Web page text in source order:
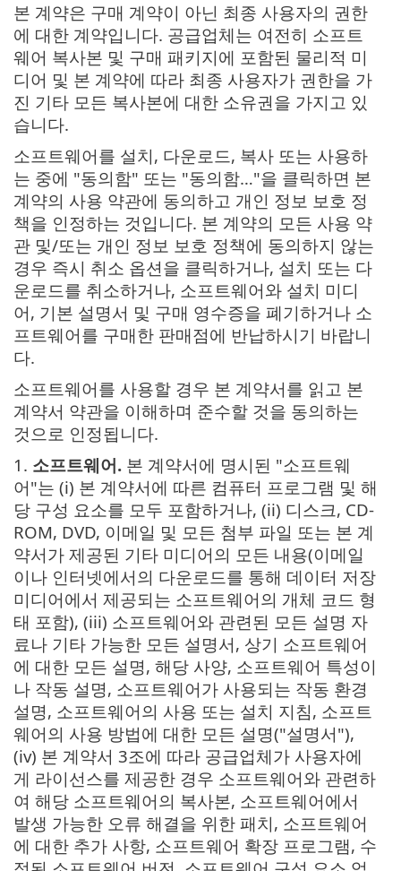
본 계약은 구매 계약이 아닌 최종 사용자의 권한
에 대한 계약입니다. 공급업체는 여전히 소프트
웨어 복사본 및 구매 패키지에 포함된 물리적 미
디어 및 본 계약에 따라 최종 사용자가 권한을 가
진 기타 모든 복사본에 대한 소유권을 가지고 있
습니다.
소프트웨어를 설치, 다운로드, 복사 또는 사용하
는 중에 "동의함" 또는 "동의함…"을 클릭하면 본
계약의 사용 약관에 동의하고 개인 정보 보호 정
책을 인정하는 것입니다. 본 계약의 모든 사용 약
관 및/또는 개인 정보 보호 정책에 동의하지 않는
경우 즉시 취소 옵션을 클릭하거나, 설치 또는 다
운로드를 취소하거나, 소프트웨어와 설치 미디
어, 기본 설명서 및 구매 영수증을 폐기하거나 소
프트웨어를 구매한 판매점에 반납하시기 바랍니
다.
소프트웨어를 사용할 경우 본 계약서를 읽고 본
계약서 약관을 이해하며 준수할 것을 동의하는
것으로 인정됩니다.
1. 소프트웨어. 본 계약서에 명시된 "소프트웨
어"는 (i) 본 계약서에 따른 컴퓨터 프로그램 및 해
당 구성 요소를 모두 포함하거나, (ii) 디스크, CD-
ROM, DVD, 이메일 및 모든 첨부 파일 또는 본 계
약서가 제공된 기타 미디어의 모든 내용(이메일
이나 인터넷에서의 다운로드를 통해 데이터 저장
미디어에서 제공되는 소프트웨어의 개체 코드 형
태 포함), (iii) 소프트웨어와 관련된 모든 설명 자
료나 기타 가능한 모든 설명서, 상기 소프트웨어
에 대한 모든 설명, 해당 사양, 소프트웨어 특성이
나 작동 설명, 소프트웨어가 사용되는 작동 환경
설명, 소프트웨어의 사용 또는 설치 지침, 소프트
웨어의 사용 방법에 대한 모든 설명("설명서"),
(iv) 본 계약서 3조에 따라 공급업체가 사용자에
게 라이선스를 제공한 경우 소프트웨어와 관련하
여 해당 소프트웨어의 복사본, 소프트웨어에서
발생 가능한 오류 해결을 위한 패치, 소프트웨어
에 대한 추가 사항, 소프트웨어 확장 프로그램, 수